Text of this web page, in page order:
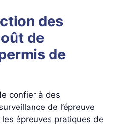
des
de
de
confier à des
de l’épreuve
épreuves pratiques de